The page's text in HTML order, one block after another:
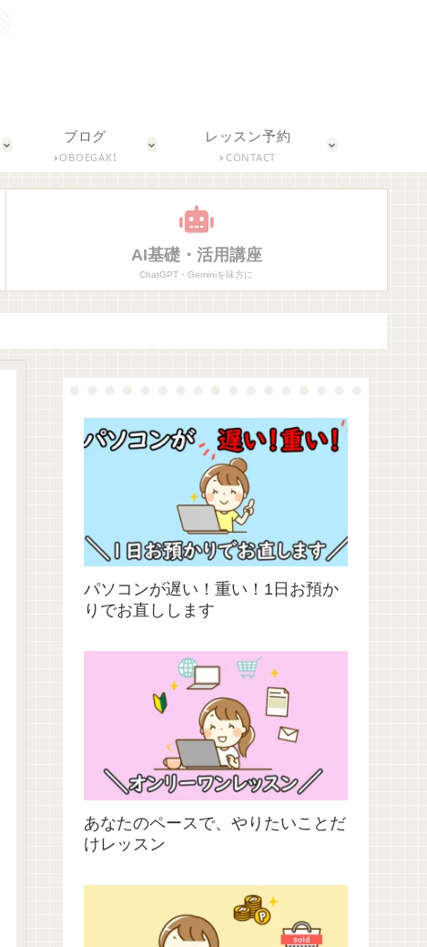
ブログ
OBOEGAKI
レッスン予約
CONTACT
AI基礎・活用講座
ChatGPT・Geminiを味方に
パソコンが遅い！重い！1日お預か
りでお直しします
あなたのペースで、やりたいことだ
けレッスン